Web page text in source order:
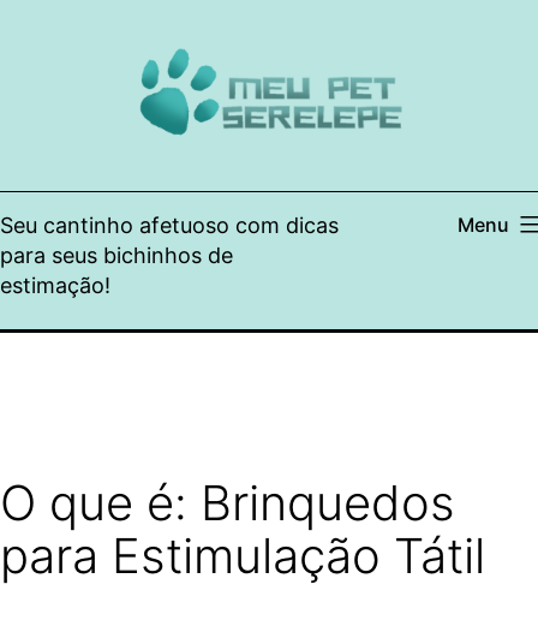
Seu cantinho afetuoso com dicas
para seus bichinhos de
estimação!
Menu
O que é: Brinquedos
para Estimulação Tátil